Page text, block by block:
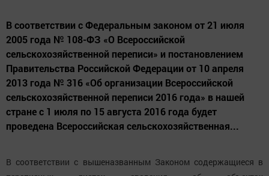
В соответствии с Федеральным законом от 21 июля
2005 года № 108-ФЗ «О Всероссийской
сельскохозяйственной переписи» и постановлением
Правительства Российской Федерации от 10 апреля
2013 года № 316 «Об организации Всероссийской
сельскохозяйственной переписи 2016 года» в нашей
стране с 1 июля по 15 августа 2016 года будет
проведена Всероссийская сельскохозяйственная...
В соответствии с вышеназванным Законом содержащиеся в